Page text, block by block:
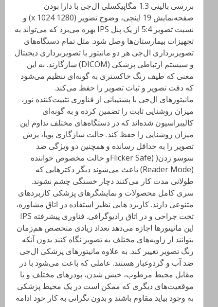
بررسی بالینی 1.3 مگاپیکسلی ال‌جی با دارا بودن
صفحه‌نمایش 19 اینچی، وضوح تصویر (1280 x 1024) و
نسبت تصویر 5:4 از یک پنل IPS بهره می‌برد که می‌تواند به
تجهیزات بیمارستان‌ها وصل شود. مثل تمام دستگاه‌های
تصویربرداری ال‌جی هر دو مانیتور با تصویربرداری دیجیتال
و سیستم ارتباطی پزشکی (DICOM) سازگارند. به این
معنی که طیف رنگ خاکستری به گونه‌ای تنظیم می‌شود
که دقت تصویر و ثبات تصویر را حفظ می‌کند.
مانیتورهای ال‌جی با پشتیبانی از فناوری تثبیت‌کننده نور،
میزان روشنایی ثابت را تضمین کرده و به گونه‌ای
کالیبراسیون شده‌اند که در دستگاه‌های مختلف تداوم این
میزان روشنایی را حفظ کند. حالت سازگاری پویا، پرش
تصویر را به حداقل رسانده و همچنین دو ویژگی ضد
سوسو زدن( (Flicker Safeو حالت مخصوص خواننده
(Reader Mode) باعث می‌شوند دیگر دکتر‌هایی که
طولانی مدت کار می‌کنند دچار خستگی چشم نشوند.
سری کامل محصولات و نمایشگرهای پزشکی کاربردهای
متنوعی دارند. کاربرد هایی نظیر استفاده در اتاق مشاوره،
تخت جراحی و در اتاق رادیوگرافی. فناوری پیشرفته IPS
این مانیتورها اجازه می‌دهد تعداد زیادی متخصص هم‌زمان
بتوانند از زاویه‌های مختلف به تصویر نگاه کنند بدون آنکه
رنگ تصویر تغییر کند. به علاوه مانیتورهای پزشکی ال‌جی
ضد آب و گردوغبار هستند. عاملی که باعث می‌شود با در
مقابل محیط مرطوب، خیس شدن، پودرهای مختلف و یا
موقعیت‌های دیگری که ممکن است در یک محیط پزشکی
به وجود بیاید مقاوم باشند و بدون نگرانی به کار خود ادامه